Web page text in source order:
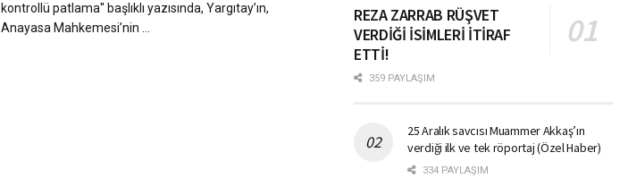
kontrollü patlama'' başlıklı yazısında, Yargıtay’ın,
Anayasa Mahkemesi’nin ...
REZA ZARRAB RÜŞVET
VERDİĞİ İSİMLERİ İTİRAF
ETTİ!
359 PAYLAŞIM
25 Aralık savcısı Muammer Akkaş’ın
verdiği ilk ve tek röportaj (Özel Haber)
334 PAYLAŞIM